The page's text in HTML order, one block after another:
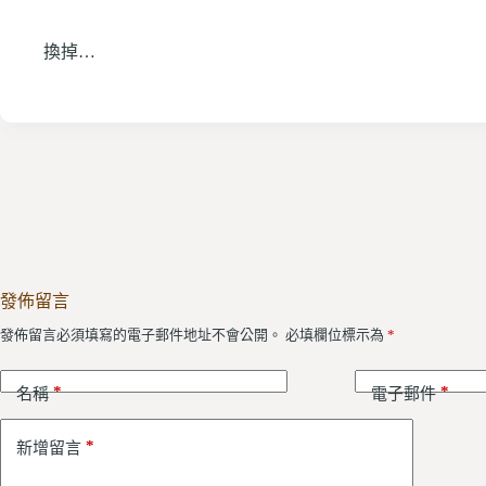
換掉…
發佈留言
發佈留言必須填寫的電子郵件地址不會公開。 必填欄位標示為 *
名稱* 電子郵件*
新增留言 *